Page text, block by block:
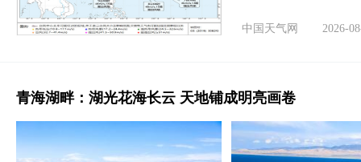
中国天气网 2026-
青海湖畔：湖光花海长云 天地铺成明亮画卷